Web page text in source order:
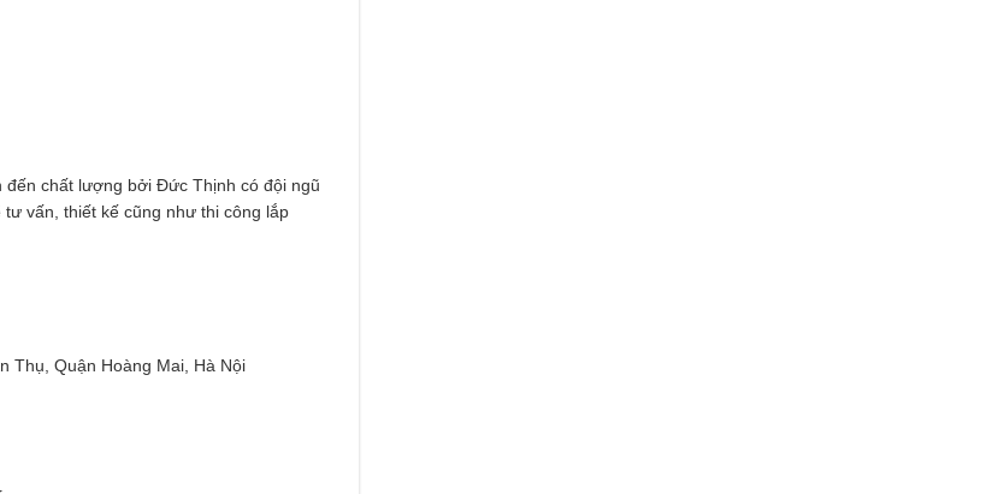
đến chất lượng bởi Đức Thịnh có đội ngũ
vấn, thiết kế cũng như thi công lắp
Thụ, Quận Hoàng Mai, Hà Nội